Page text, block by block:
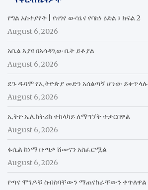
የግል አስተያየት | የዘገየ ውሳኔና የባከነ ዕድል ፤ ክፍል 2
August 6, 2026
አቤል እያዩ በአሳዳጊው ቤት ይቆያል
August 6, 2026
ደጉ ዱባሞ የኢትዮጵያ መድን አሰልጣኝ ሆነው ይቀጥላሉ
August 6, 2026
ኢትዮ ኤሌክትሪክ ተከላካይ ለማግኘት ተቃርበዋል
August 6, 2026
ፋሲል ከነማ ቡጣቃ ሸመናን አስፈርሟል
August 6, 2026
የጣና ሞገዶቹ ስብስባቸውን ማጠናከራቸውን ቀጥለዋል